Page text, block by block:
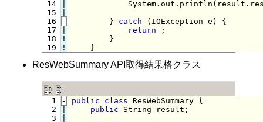
14
15
16
17
18
19
-
!
!
} catch (IOException e) {
return ;
}
}
ResWebSummary API取得結果格クラス
  1
  2
  3
-
public class ResWebSummary {
public String result;